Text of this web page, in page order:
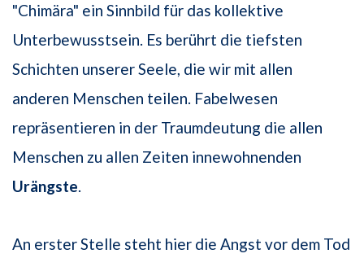
"Chimära" ein Sinnbild für das kollektive
Unterbewusstsein. Es berührt die tiefsten
Schichten unserer Seele, die wir mit allen
anderen Menschen teilen. Fabelwesen
repräsentieren in der Traumdeutung die allen
Menschen zu allen Zeiten innewohnenden
Urängste.
An erster Stelle steht hier die Angst vor dem Tod